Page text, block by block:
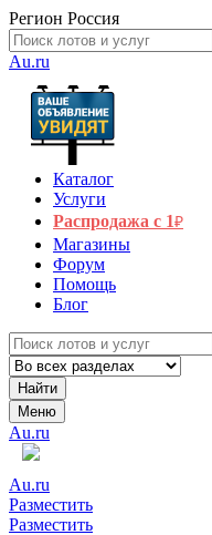
Регион Россия
Au.ru
Каталог
Услуги
Распродажа с 1₽
Магазины
Форум
Помощь
Блог
Найти
Меню
Au.ru
Au.ru
Разместить
Разместить